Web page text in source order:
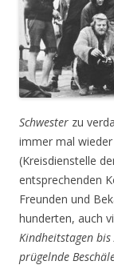
Schwester zu
immer mal wieder
(Kreisdienstelle
entsprechenden
Freunden und
hunderten, auch
Kindheitstagen
prügelnde